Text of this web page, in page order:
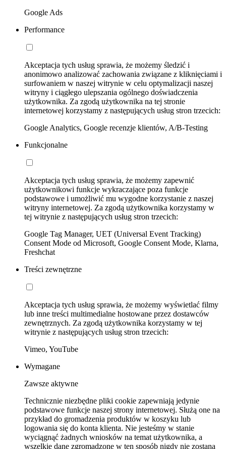
Google Ads
Performance
Akceptacja tych usług sprawia, że możemy śledzić i
anonimowo analizować zachowania związane z kliknięciami i
surfowaniem w naszej witrynie w celu optymalizacji naszej
witryny i ciągłego ulepszania ogólnego doświadczenia
użytkownika. Za zgodą użytkownika na tej stronie
internetowej korzystamy z następujących usług stron trzecich:
Google Analytics, Google recenzje klientów, A/B-Testing
Funkcjonalne
Akceptacja tych usług sprawia, że możemy zapewnić
użytkownikowi funkcje wykraczające poza funkcje
podstawowe i umożliwić mu wygodne korzystanie z naszej
witryny internetowej. Za zgodą użytkownika korzystamy w
tej witrynie z następujących usług stron trzecich:
Google Tag Manager, UET (Universal Event Tracking)
Consent Mode od Microsoft, Google Consent Mode, Klarna,
Freshchat
Treści zewnętrzne
Akceptacja tych usług sprawia, że możemy wyświetlać filmy
lub inne treści multimedialne hostowane przez dostawców
zewnętrznych. Za zgodą użytkownika korzystamy w tej
witrynie z następujących usług stron trzecich:
Vimeo, YouTube
Wymagane
Zawsze aktywne
Technicznie niezbędne pliki cookie zapewniają jedynie
podstawowe funkcje naszej strony internetowej. Służą one na
przykład do gromadzenia produktów w koszyku lub
logowania się do konta klienta. Nie jesteśmy w stanie
wyciągnąć żadnych wniosków na temat użytkownika, a
wszelkie dane zgromadzone w ten sposób nigdy nie zostaną